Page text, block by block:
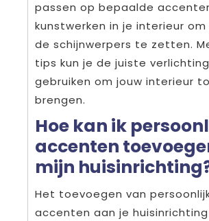
passen op bepaalde
kunstwerken in je interieur
de schijnwerpers te zetten.
tips kun je de juiste
gebruiken om jouw interieur
brengen.
Hoe kan ik
accenten
mijn
Het toevoegen van
accenten aan je